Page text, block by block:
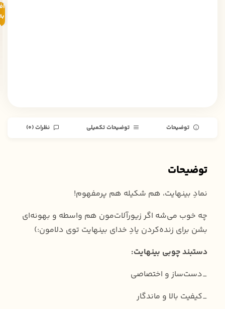
توضیحات توضیحات تکمیلی نظرات (0)
توضیحات
نمادِ بینهایت، هم شکیله هم‌ پرمفهوم!
چه خوب می‌شه اگر زیورآلات‌مون هم واسطه و بهونه‌ای
بشن برای زنده‌کردن یادِ خدای بینهایت توی دلامون:)
دستبند چوبی بینهایت:
_دست‌ساز و اختصاصی
_کیفیت بالا و ماندگار